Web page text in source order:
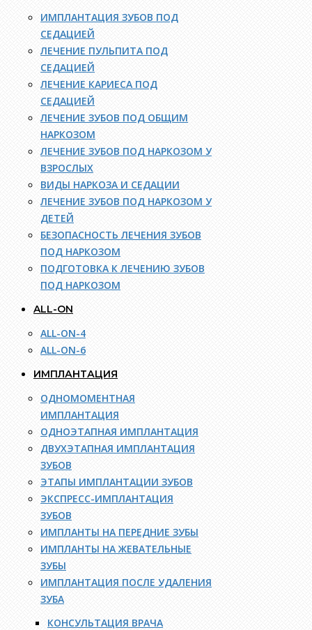
ИМПЛАНТАЦИЯ ЗУБОВ ПОД
СЕДАЦИЕЙ
ЛЕЧЕНИЕ ПУЛЬПИТА ПОД
СЕДАЦИЕЙ
ЛЕЧЕНИЕ КАРИЕСА ПОД
СЕДАЦИЕЙ
ЛЕЧЕНИЕ ЗУБОВ ПОД ОБЩИМ
НАРКОЗОМ
ЛЕЧЕНИЕ ЗУБОВ ПОД НАРКОЗОМ У
ВЗРОСЛЫХ
ВИДЫ НАРКОЗА И СЕДАЦИИ
ЛЕЧЕНИЕ ЗУБОВ ПОД НАРКОЗОМ У
ДЕТЕЙ
БЕЗОПАСНОСТЬ ЛЕЧЕНИЯ ЗУБОВ
ПОД НАРКОЗОМ
ПОДГОТОВКА К ЛЕЧЕНИЮ ЗУБОВ
ПОД НАРКОЗОМ
ALL-ON
ALL-ON-4
ALL-ON-6
ИМПЛАНТАЦИЯ
ОДНОМОМЕНТНАЯ
ИМПЛАНТАЦИЯ
ОДНОЭТАПНАЯ ИМПЛАНТАЦИЯ
ДВУХЭТАПНАЯ ИМПЛАНТАЦИЯ
ЗУБОВ
ЭТАПЫ ИМПЛАНТАЦИИ ЗУБОВ
ЭКСПРЕСС-ИМПЛАНТАЦИЯ
ЗУБОВ
ИМПЛАНТЫ НА ПЕРЕДНИЕ ЗУБЫ
ИМПЛАНТЫ НА ЖЕВАТЕЛЬНЫЕ
ЗУБЫ
ИМПЛАНТАЦИЯ ПОСЛЕ УДАЛЕНИЯ
ЗУБА
КОНСУЛЬТАЦИЯ ВРАЧА